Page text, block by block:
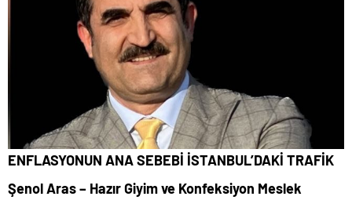
ENFLASYONUN ANA SEBEBİ İSTANBUL’DAKİ TRAFİK
Şenol Aras – Hazır Giyim ve Konfeksiyon Meslek